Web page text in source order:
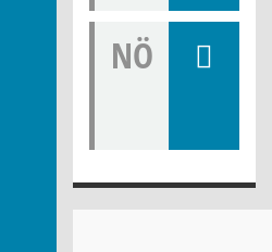
NÖ
Niede
rschri